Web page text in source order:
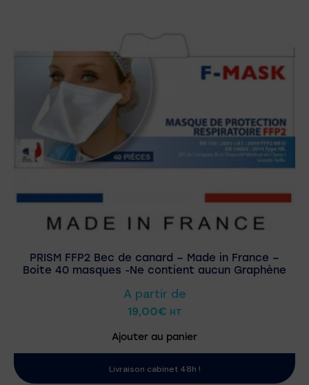
PRISM FFP2 Bec de canard – Made in France –
Boite 40 masques -Ne contient aucun Graphène
A partir de
19,00€ HT
Ajouter au panier
Livraison cabinet 48h !